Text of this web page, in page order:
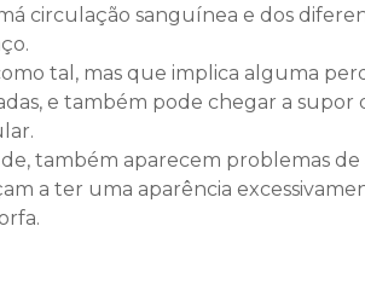
circulação sanguínea e dos
tal, mas que implica alguma
e também pode chegar a supor
também aparecem problemas de
a ter uma aparência